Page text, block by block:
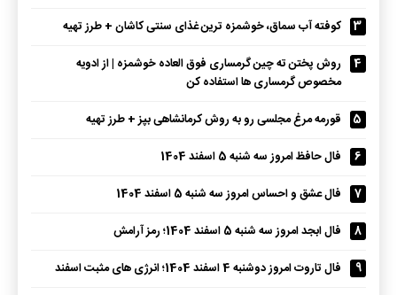
3
کوفته آب سماق، خوشمزه ترین غذای سنتی کاشان + طرز تهیه
4
روش پختن ته چین گرمساری فوق العاده خوشمزه | از ادویه
مخصوص گرمساری ها استفاده کن
5
قورمه مرغ مجلسی رو به روش کرمانشاهی بپز + طرز تهیه
6
فال حافظ امروز سه شنبه 5 اسفند 1404
7
فال عشق و احساس امروز سه شنبه 5 اسفند 1404
8
فال ابجد امروز سه شنبه 5 اسفند 1404؛ رمز آرامش
9
فال تاروت امروز دوشنبه 4 اسفند 1404؛ انرژی های مثبت اسفند